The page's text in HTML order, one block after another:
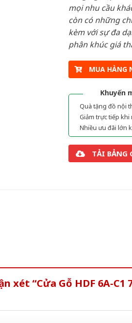
mọi nhu cầu
còn có những
kèm với sự đa
phân khúc giá
MUA HÀNG
Khuyến
Quà tặng đồ nội
Giảm trực tiếp
Nhiều ưu đãi lớn
TẢI BẢNG
“Cửa Gỗ HDF 6A-C1